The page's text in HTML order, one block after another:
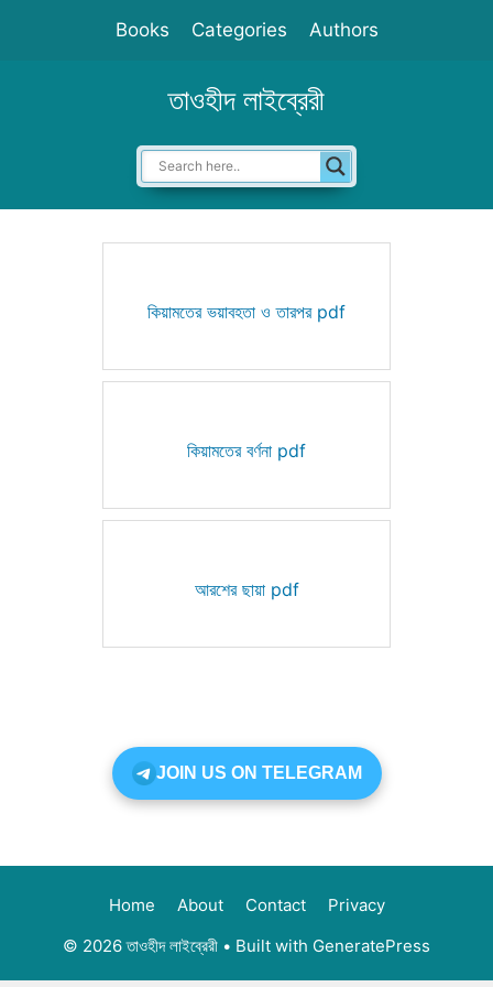
Books Categories Authors
তাওহীদ লাইব্রেরী
কিয়ামতের ভয়াবহতা ও তারপর pdf
কিয়ামতের বর্ণনা pdf
আরশের ছায়া pdf
JOIN US ON TELEGRAM
Home About Contact
Privacy
© 2026 তাওহীদ লাইব্রেরী • Built with GeneratePress